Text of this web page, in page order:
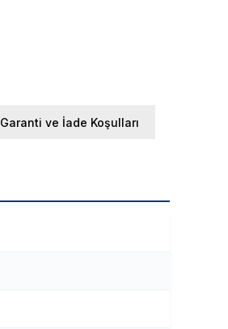
Garanti ve İade Koşulları